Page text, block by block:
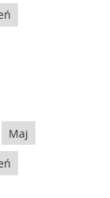
Maj